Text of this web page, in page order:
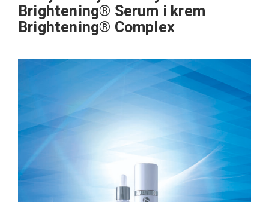
Brightening® Serum i krem
Brightening® Complex